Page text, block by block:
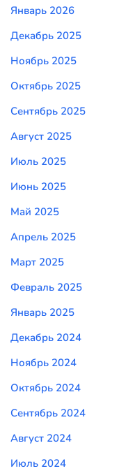
Январь 2026
Декабрь 2025
Ноябрь 2025
Октябрь 2025
Сентябрь 2025
Август 2025
Июль 2025
Июнь 2025
Май 2025
Апрель 2025
Март 2025
Февраль 2025
Январь 2025
Декабрь 2024
Ноябрь 2024
Октябрь 2024
Сентябрь 2024
Август 2024
Июль 2024